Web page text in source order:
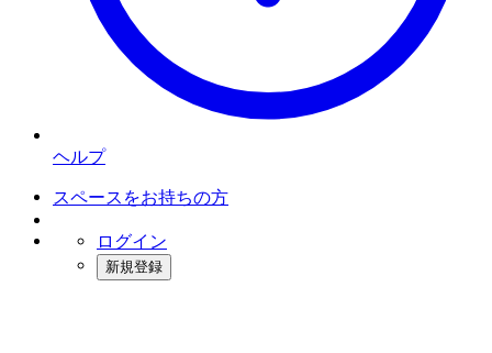
ヘルプ
スペースをお持ちの方
ログイン
新規登録